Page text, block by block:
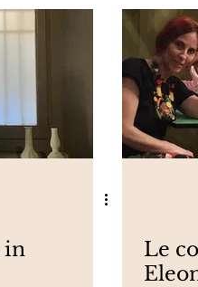
Le